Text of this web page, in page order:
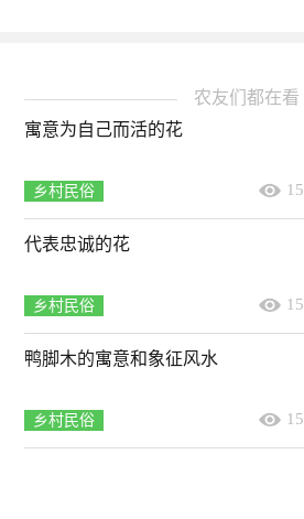
农友们都在看
寓意为自己而活的花
乡村民俗 15
代表忠诚的花
乡村民俗 15
鸭脚木的寓意和象征风水
乡村民俗 15